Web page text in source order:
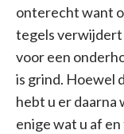
onterecht want
tegels verwijdert
voor een
is grind. Hoewel
hebt u er daarna
enige wat u af